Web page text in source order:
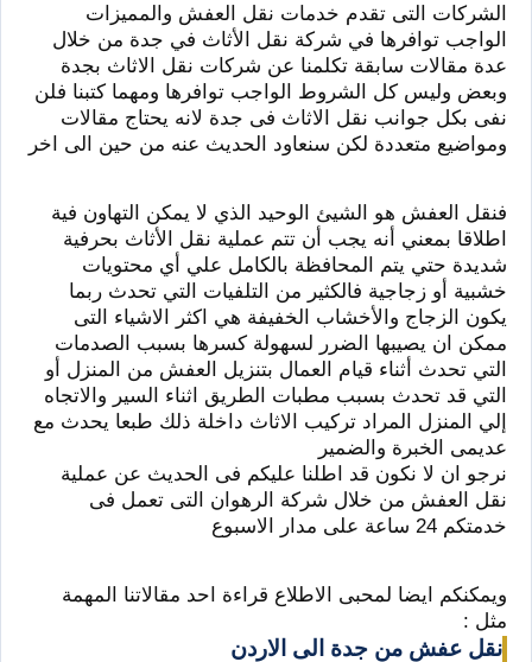
الشركات التى تقدم خدمات نقل العفش والمميزات
الواجب توافرها في شركة نقل الأثاث في جدة من خلال
عدة مقالات سابقة تكلمنا عن شركات نقل الاثاث بجدة
وبعض وليس كل الشروط الواجب توافرها ومهما كتبنا فلن
نفى بكل جوانب نقل الاثاث فى جدة لانه يحتاج مقالات
ومواضيع متعددة لكن سنعاود الحديث عنه من حين الى اخر
فنقل العفش هو الشيئ الوحيد الذي لا يمكن التهاون فية
اطلاقا بمعني أنه يجب أن تتم عملية نقل الأثاث بحرفية
شديدة حتي يتم المحافظة بالكامل علي أي محتويات
خشبية أو زجاجية فالكثير من التلفيات التي تحدث ربما
يكون الزجاج والأخشاب الخفيفة هي اكثر الاشياء التى
ممكن ان يصيبها الضرر لسهولة كسرها بسبب الصدمات
التي تحدث أثناء قيام العمال بتنزيل العفش من المنزل أو
التي قد تحدث بسبب مطبات الطريق اثناء السير والاتجاه
إلي المنزل المراد تركيب الاثاث داخلة ذلك طبعا يحدث مع
عديمى الخبرة والضمير
نرجو ان لا نكون قد اطلنا عليكم فى الحديث عن عملية
نقل العفش من خلال شركة الرهوان التى تعمل فى
خدمتكم 24 ساعة على مدار الاسبوع
ويمكنكم ايضا لمحبى الاطلاع قراءة احد مقالاتنا المهمة
مثل :
نقل عفش من جدة الى الاردن